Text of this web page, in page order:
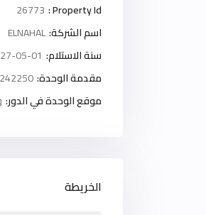
Property Id :
26773
اسم الشركة:ELNAHAL
سنة الاستلام: 05-01
مقدمة الوحدة:242250
موقع الوحدة في الدور:
الخريطة